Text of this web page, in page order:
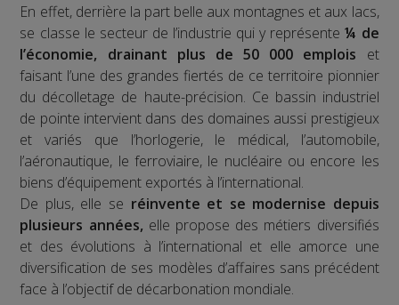
En effet, derrière la part belle aux montagnes et aux lacs,
se classe le secteur de l’industrie qui y représente¼ de
l’économie, drainant plus de 50 000 emplois et
faisant l’une des grandes fiertés de ce territoire pionnier
du décolletage de haute-précision. Ce bassin industriel
de pointe intervient dans des domaines aussi prestigieux
et variés que l’horlogerie, le médical, l’automobile,
l’aéronautique, le ferroviaire, le nucléaire ou encore les
biens d’équipement exportés à l’international.
De plus, elle se réinvente et se modernise depuis
plusieurs années, elle propose des métiers diversifiés
et des évolutions à l’international et elle amorce une
diversification de ses modèles d’affaires sans précédent
face à l’objectif de décarbonation mondiale.